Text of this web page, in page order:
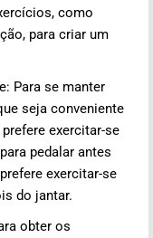
como
para criar um
Para se manter
seja conveniente
exercitar-se
pedalar antes
exercitar-se
do jantar.
obter os